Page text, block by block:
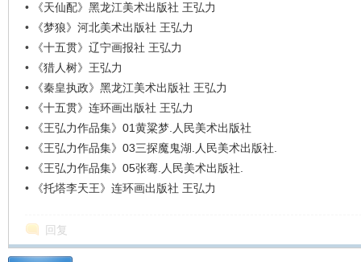
•
《天仙配》黑龙江美术出版社 王弘力
•
《梦狼》河北美术出版社 王弘力
•
《十五贯》辽宁画报社 王弘力
•
《猎人树》王弘力
•
《秦皇执政》黑龙江美术出版社 王弘力
•
《十五贯》连环画出版社 王弘力
•
《王弘力作品集》01黄粱梦.人民美术出版社
•
《王弘力作品集》03三探魔鬼湖.人民美术出版社.
•
《王弘力作品集》05张骞.人民美术出版社.
•
《托塔李天王》连环画出版社 王弘力
回复